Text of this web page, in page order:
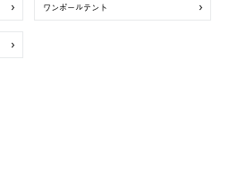
ワンポールテント